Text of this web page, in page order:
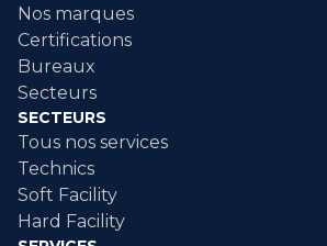
Nos marques
Certifications
Bureaux
Secteurs
SECTEURS
Tous nos services
Technics
Soft Facility
Hard Facility